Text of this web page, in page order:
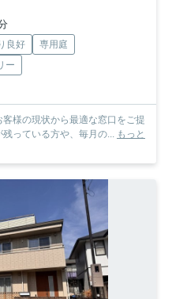
良好
専用庭
ー
様の現状から最適な窓口をご提
っている方や、毎月の... もっと